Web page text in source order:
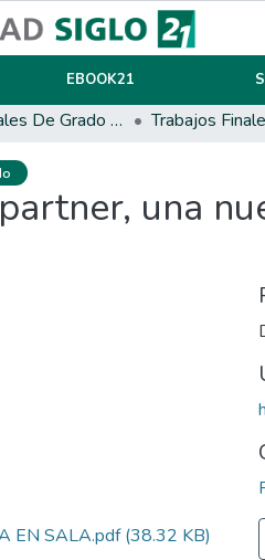
EBOOK21
Trabajos Finales De Grado Y Posgrado Trabajos
una
EN SALA.pdf(38.32 KB)